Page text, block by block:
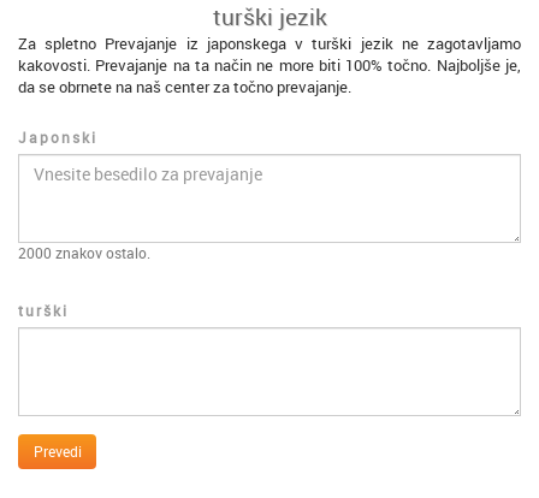
turški jezik
Za spletno Prevajanje iz japonskega v turški jezik ne zagotavljamo
kakovosti. Prevajanje na ta način ne more biti 100% točno. Najboljše je,
da se obrnete na naš center za točno prevajanje.
Japonski
2000 znakov ostalo.
turški
Prevedi